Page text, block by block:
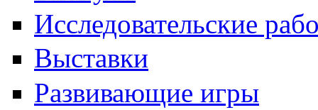
Исследовательские
Выставки
Развивающие игры